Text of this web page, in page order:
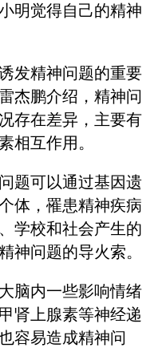
明觉得自己的精神
发精神问题的重要
杰鹏介绍，精神问
存在差异，主要有
相互作用。
题可以通过基因遗
体，罹患精神疾病
学校和社会产生的
神问题的导火索。
脑内一些影响情绪
肾上腺素等神经递
容易造成精神问